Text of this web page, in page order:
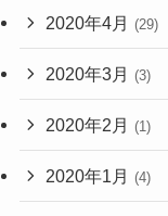
2020年4月 (29)
2020年3月 (3)
2020年2月 (1)
2020年1月 (4)